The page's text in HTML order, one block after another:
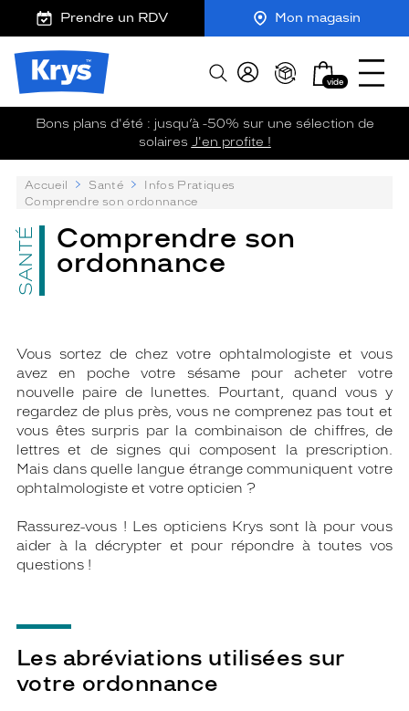
AU
Opticien
Krys
confiance
Prendre un RDV Mon magasin
Afficher
recherche
Mon
panier
vide
Ouvrir
menu
Bons plans d'été : jusqu’à -50% sur une sélection de
solaires J'en profite !
Accueil Santé
Infos Pratiques
Comprendre son ordonnance
SANTÉ Comprendre son
ordonnance
Vous sortez de chez votre ophtalmologiste et vous
avez en poche votre sésame pour acheter votre
nouvelle paire de lunettes. Pourtant, quand vous y
regardez de plus près, vous ne comprenez pas tout et
vous êtes surpris par la combinaison de chiffres, de
lettres et de signes qui composent la prescription.
Mais dans quelle langue étrange communiquent votre
ophtalmologiste et votre opticien ?
Rassurez-vous ! Les opticiens Krys sont là pour vous
aider à la décrypter et pour répondre à toutes vos
questions !
Les abréviations utilisées sur
votre ordonnance